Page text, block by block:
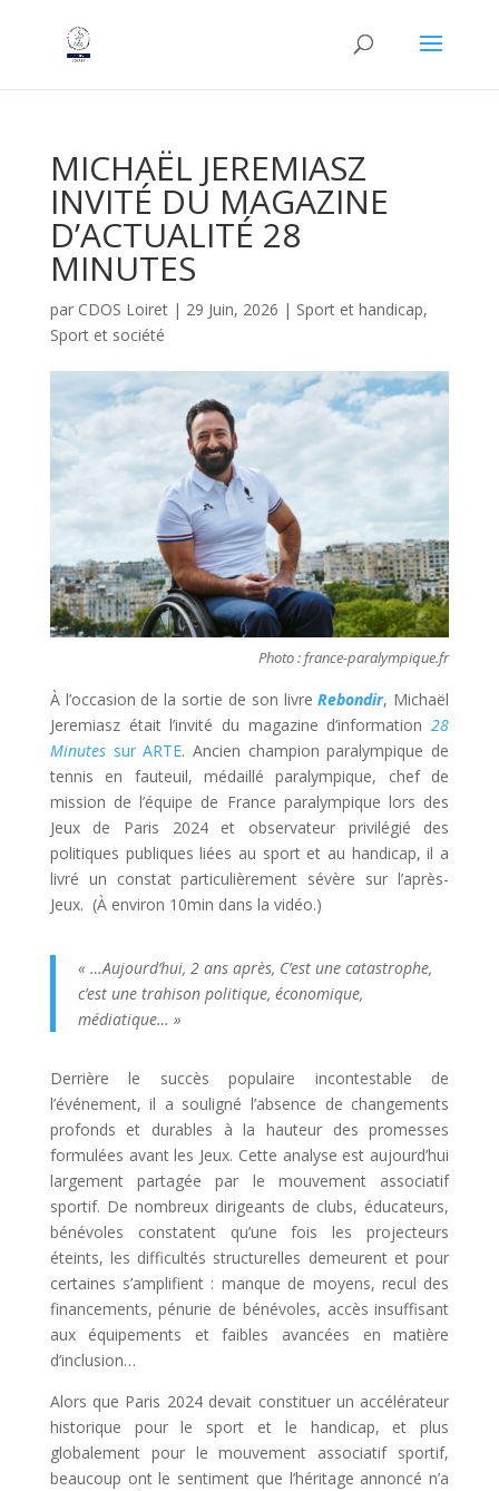
MICHAËL JEREMIASZ
INVITÉ DU MAGAZINE
D’ACTUALITÉ 28
MINUTES
par CDOS Loiret| 29 Juin, 2026 | Sport et handicap,
Sport et société
Photo : france-paralympique.fr
À l’occasion de la sortie de son livreRebondir, Michaël
Jeremiasz était l’invité du magazine d’information28
Minutessur ARTE. Ancien champion paralympique de
tennis en fauteuil, médaillé paralympique, chef de
mission de l’équipe de France paralympique lors des
Jeux de Paris 2024 et observateur privilégié des
politiques publiques liées au sport et au handicap, il a
livré un constat particulièrement sévère sur l’après-
Jeux. (À environ 10min dans la vidéo.)
« …Aujourd’hui, 2 ans après, C’est une catastrophe,
c’est une trahison politique, économique,
médiatique… »
Derrière le succès populaire incontestable de
l’événement, il a souligné l’absence de changements
profonds et durables à la hauteur des promesses
formulées avant les Jeux. Cette analyse est aujourd’hui
largement partagée par le mouvement associatif
sportif. De nombreux dirigeants de clubs, éducateurs,
bénévoles constatent qu’une fois les projecteurs
éteints, les difficultés structurelles demeurent et pour
certaines s’amplifient : manque de moyens, recul des
financements, pénurie de bénévoles, accès insuffisant
aux équipements et faibles avancées en matière
d’inclusion…
Alors que Paris 2024 devait constituer un accélérateur
historique pour le sport et le handicap, et plus
globalement pour le mouvement associatif sportif,
beaucoup ont le sentiment que l’héritage annoncé n’a